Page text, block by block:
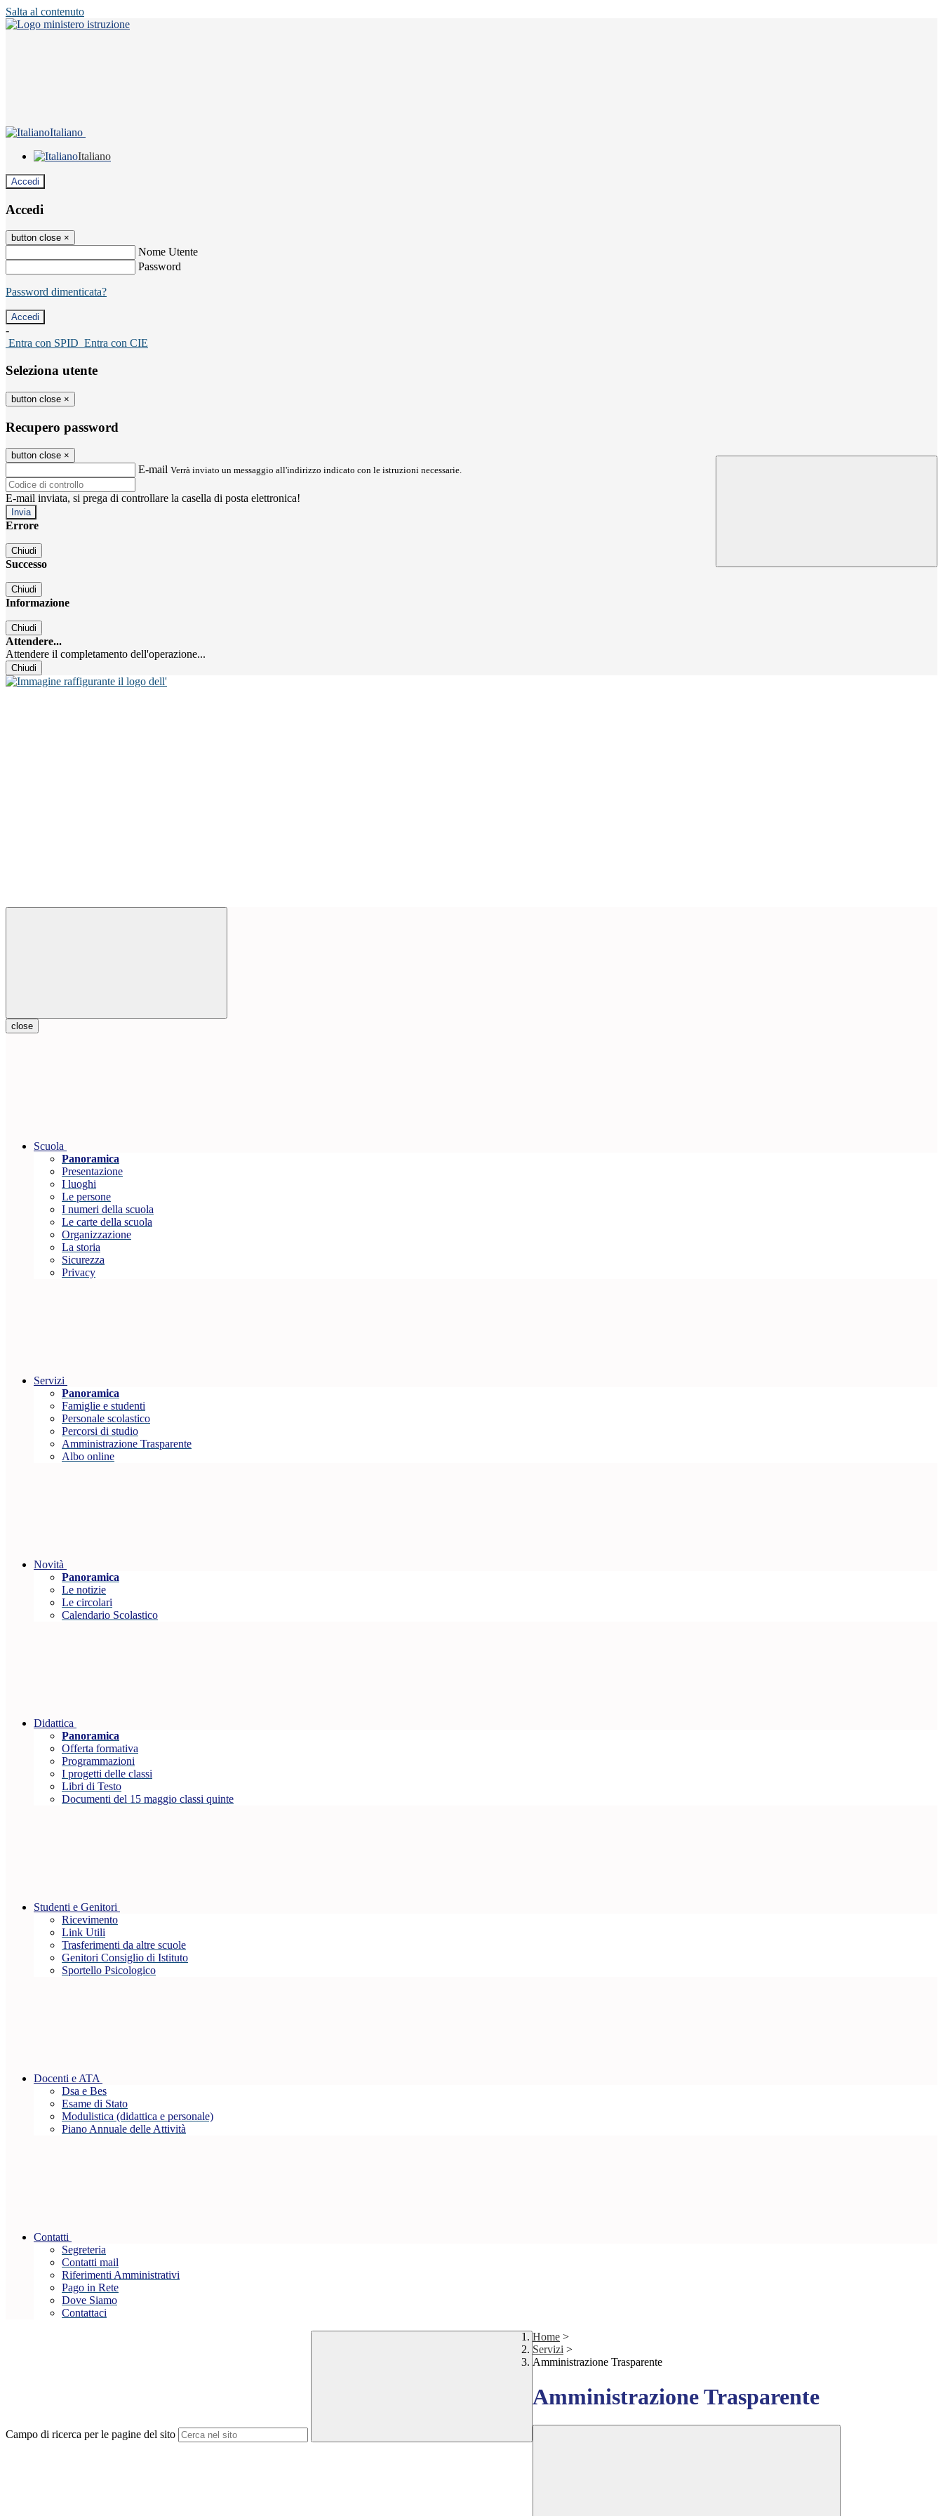
Salta al contenuto
Italiano
Italiano
Accedi
Accedi
button close ×
Nome Utente
Password
Password dimenticata?
-
Entra con SPID Entra con CIE
Seleziona utente
button close ×
Recupero password
button close ×
E-mail Verrà inviato un messaggio all'indirizzo indicato con le istruzioni necessarie.
E-mail inviata, si prega di controllare la casella di posta elettronica!
Errore
Chiudi
Successo
Chiudi
Informazione
Chiudi
Attendere...
Attendere il completamento dell'operazione...
Chiudi
close
Scuola
Panoramica
Presentazione
I luoghi
Le persone
I numeri della scuola
Le carte della scuola
Organizzazione
La storia
Sicurezza
Privacy
Servizi
Panoramica
Famiglie e studenti
Personale scolastico
Percorsi di studio
Amministrazione Trasparente
Albo online
Novità
Panoramica
Le notizie
Le circolari
Calendario Scolastico
Didattica
Panoramica
Offerta formativa
Programmazioni
I progetti delle classi
Libri di Testo
Documenti del 15 maggio classi quinte
Studenti e Genitori
Ricevimento
Link Utili
Trasferimenti da altre scuole
Genitori Consiglio di Istituto
Sportello Psicologico
Docenti e ATA
Dsa e Bes
Esame di Stato
Modulistica (didattica e personale)
Piano Annuale delle Attività
Contatti
Segreteria
Contatti mail
Riferimenti Amministrativi
Pago in Rete
Dove Siamo
Contattaci
Campo di ricerca per le pagine del sito
Home >
Servizi >
Amministrazione Trasparente
Amministrazione Trasparente